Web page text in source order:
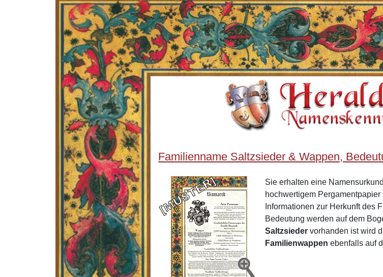
Familienname Saltzsieder & Wappen,
Sie erhalten eine
hochwertigem
Informationen zur Herkunft des
Bedeutung werden auf dem
Saltzsieder vorhanden ist wird
Familienwappen ebenfalls auf